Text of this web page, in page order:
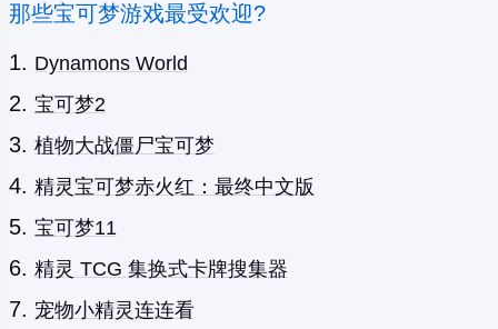
那些宝可梦游戏最受欢迎?
Dynamons World
宝可梦2
植物大战僵尸宝可梦
精灵宝可梦赤火红：最终中文版
宝可梦11
精灵 TCG 集换式卡牌搜集器
宠物小精灵连连看